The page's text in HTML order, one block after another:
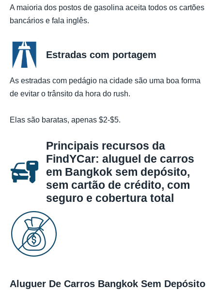
A maioria dos postos de gasolina aceita todos os cartões
bancários e fala inglês.
Estradas com portagem
As estradas com pedágio na cidade são uma boa forma
de evitar o trânsito da hora do rush.
Elas são baratas, apenas $2-$5.
Principais recursos da
FindYCar: aluguel de carros
em Bangkok sem depósito,
sem cartão de crédito, com
seguro e cobertura total
Aluguer De Carros Bangkok Sem Depósito